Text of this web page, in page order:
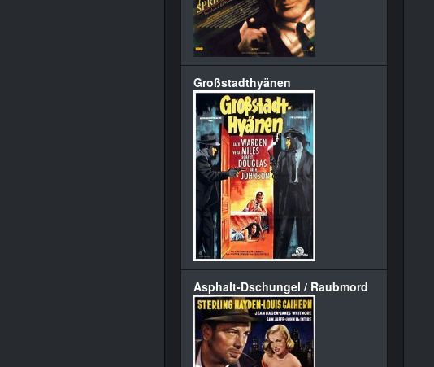
Großstadthyänen
Asphalt-Dschungel / Raubmord